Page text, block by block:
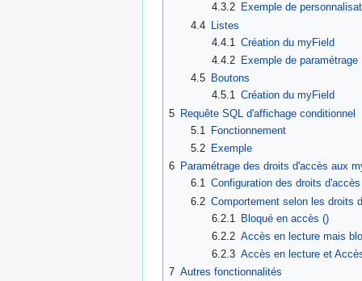
4.3.2 Exemple de
4.4 Listes
4.4.1
Création du myField
4.4.2 Exemple de paramétrage
4.5
Boutons
4.5.1 Création du myField
5 Requête SQL d'affichage conditionnel
5.1
Fonctionnement
5.2
Exemple
6 Paramétrage des droits d'accès aux
6.1 Configuration des droits d'accès
6.2 Comportement selon les droits
6.2.1
Bloqué en accès ()
6.2.2 Accès en lecture mais
6.2.3 Accès en lecture et
7 Autres fonctionnalités